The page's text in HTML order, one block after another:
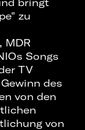
zu
MDR
Songs
TV
des
von den
von